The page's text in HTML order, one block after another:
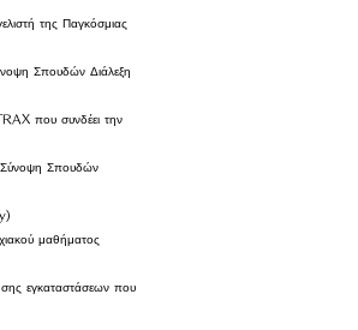
της Παγκόσμιας
Σπουδών Διάλεξη
που συνδέει την
Σύνοψη Σπουδών
μαθήματος
εγκαταστάσεων που